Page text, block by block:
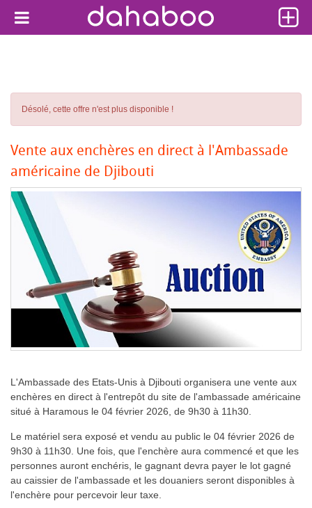
Désolé, cette offre n'est plus disponible !
Vente aux enchères en direct à l'Ambassade
américaine de Djibouti
L'Ambassade des Etats-Unis à Djibouti organisera une vente aux
enchères en direct à l'entrepôt du site de l'ambassade américaine
situé à Haramous le 04 février 2026, de 9h30 à 11h30.
Le matériel sera exposé et vendu au public le 04 février 2026 de
9h30 à 11h30. Une fois, que l'enchère aura commencé et que les
personnes auront enchéris, le gagnant devra payer le lot gagné
au caissier de l'ambassade et les douaniers seront disponibles à
l'enchère pour percevoir leur taxe.